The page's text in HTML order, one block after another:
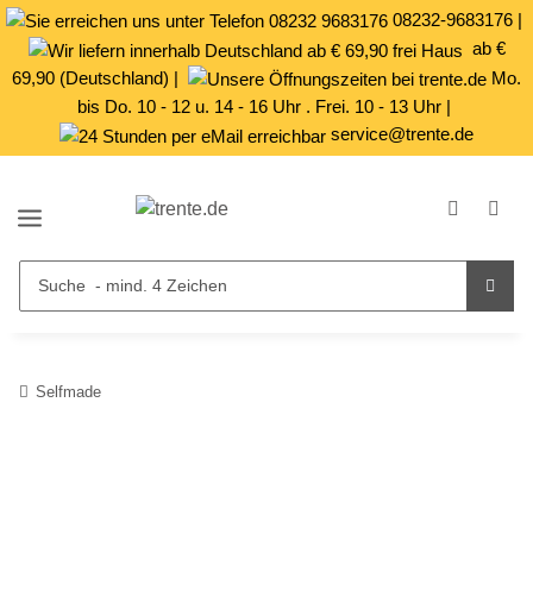
08232-9683176 |
ab €
69,90 (Deutschland) |
Mo.
bis Do. 10 - 12 u. 14 - 16 Uhr . Frei. 10 - 13 Uhr |
service@trente.de
Selfmade